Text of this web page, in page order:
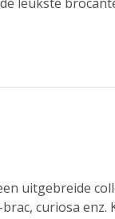
uitgebreide
curiosa enz.